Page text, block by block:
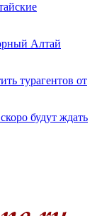
Алтай
турагентов от
будут ждать